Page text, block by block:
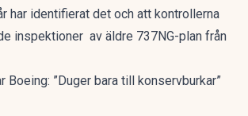
har identifierat det och att kontrollerna
inspektioner av äldre 737NG-plan från
Boeing: ”Duger bara till konservburkar”